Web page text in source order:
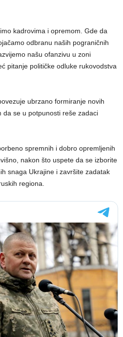
kadrovima i opremom. Gde da
odbranu naših pograničnih
našu ofanzivu u zoni
pitanje političke odluke rukovodstva
ubrzano formiranje novih
se u potpunosti reše zadaci
spremnih i dobro opremljenih
nakon što uspete da se izborite
snaga Ukrajine i završite zadatak
regiona.